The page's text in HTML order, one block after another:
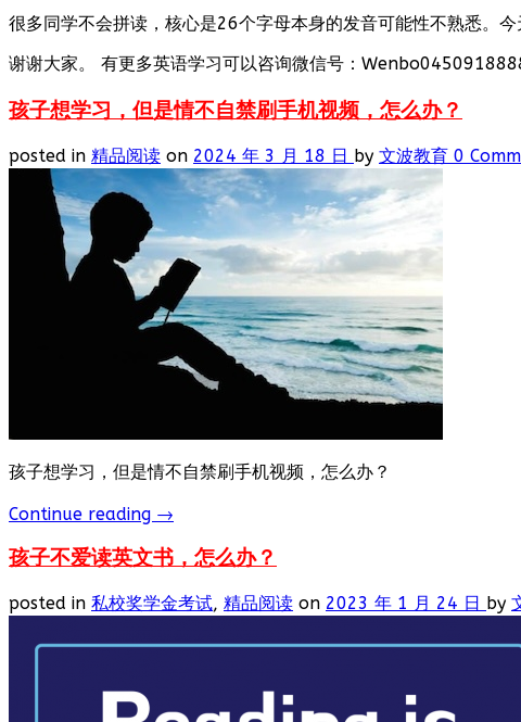
很多同学不会拼读，核心是26个字母本身的发音可能性不熟悉。
谢谢大家。 有更多英语学习可以咨询微信号：
孩子想学习，但是情不自禁刷手机视频，怎么办？
posted in 精品阅读 on 2024 年 3 月 18 日 by 文波教育 0
孩子想学习，但是情不自禁刷手机视频，怎么办？
Continue reading →
孩子不爱读英文书，怎么办？
posted in 私校奖学金考试, 精品阅读 on 2023 年 1 月 24 日 by